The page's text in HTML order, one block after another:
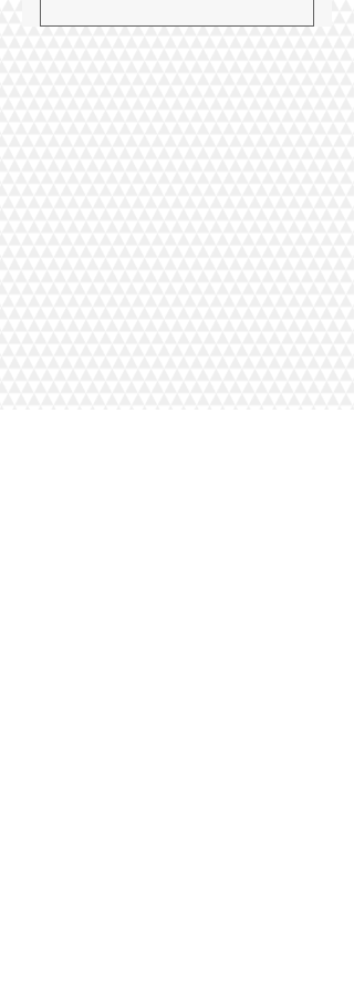
yapılamaz.